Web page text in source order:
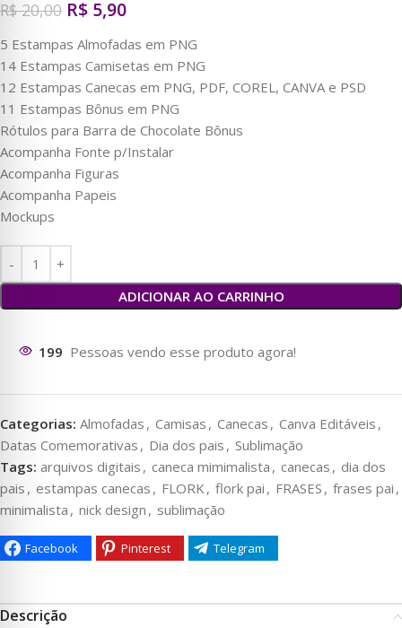
R$20,00 R$ 5,90
5 Estampas Almofadas em PNG
14 Estampas Camisetas em PNG
12 Estampas Canecas em PNG, PDF, COREL, CANVA e PSD
11 Estampas Bônus em PNG
Rótulos para Barra de Chocolate Bônus
Acompanha Fonte p/Instalar
Acompanha Figuras
Acompanha Papeis
Mockups
ADICIONAR AO CARRINHO
196 Pessoas vendo esse produto agora!
Categorias: Almofadas , Camisas , Canecas , Canva Editáveis ,
Datas Comemorativas , Dia dos pais , Sublimação
Tags: arquivos digitais , caneca mimimalista , canecas , dia dos
pais , estampas canecas , FLORK, flork pai , FRASES , frases pai ,
minimalista , nick design , sublimação
Facebook Pinterest Telegram
Descrição